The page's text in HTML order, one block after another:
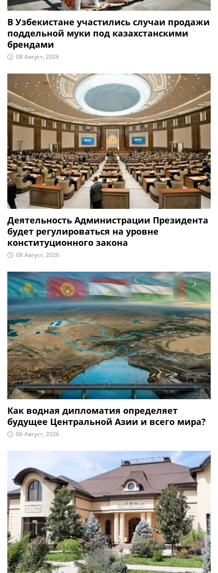
В Узбекистане участились случаи продажи
поддельной муки под казахстанскими
брендами
08 Август, 2026
Деятельность Администрации Президента
будет регулироваться на уровне
конституционного закона
08 Август, 2026
Как водная дипломатия определяет
будущее Центральной Азии и всего мира?
06 Август, 2026